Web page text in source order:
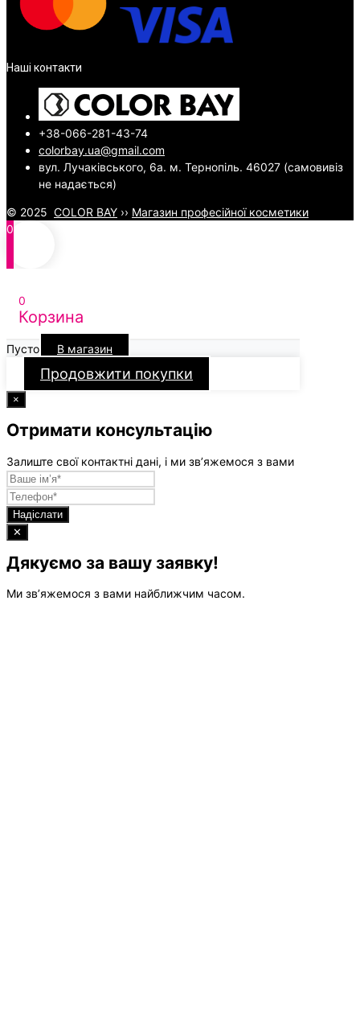
Наші контакти
+38-066-281-43-74
colorbay.ua@gmail.com
вул. Лучаківського, 6а. м. Тернопіль. 46027 (самовивіз
не надається)
© 2025 COLOR BAY ›› Магазин професійної косметики
0
0
Корзина
Пусто В магазин
Продовжити покупки
×
Отримати консультацію
Залиште свої контактні дані, і ми зв’яжемося з вами
Надіслати
✕
Дякуємо за вашу заявку!
Ми зв’яжемося з вами найближчим часом.